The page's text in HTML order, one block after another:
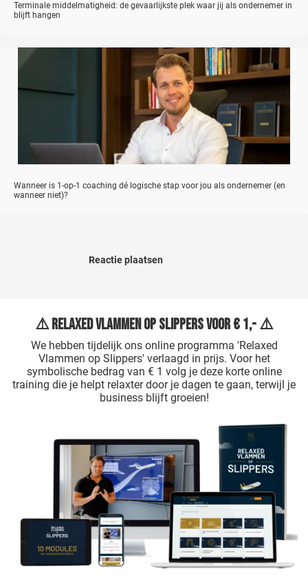
Terminale middelmatigheid: de gevaarlijkste plek waar jij als ondernemer in
blijft hangen
Wanneer is 1-op-1 coaching dé logische stap voor jou als ondernemer (en
wanneer niet)?
Reactie plaatsen
⚠️ Relaxed Vlammen op Slippers voor € 1,- ⚠️
We hebben tijdelijk ons online programma 'Relaxed
Vlammen op Slippers' verlaagd in prijs. Voor het
symbolische bedrag van € 1 volg je deze korte online
training die je helpt relaxter door je dagen te gaan, terwijl je
business blijft groeien!